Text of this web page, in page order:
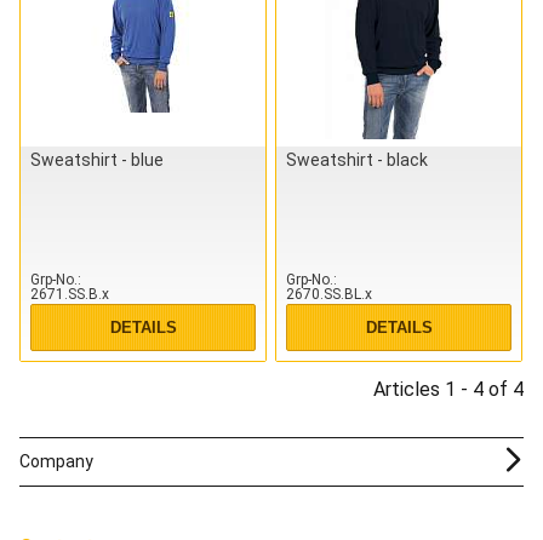
Sweatshirt - blue
Grp-No.
2671.SS.B.x
DETAILS
Sweatshirt - black
Grp-No.
2670.SS.BL.x
DETAILS
Articles 1 - 4 of 4
Company